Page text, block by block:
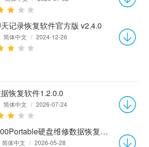
记录恢复软件官方版 v2.4.0
简体中文 / 2024-12-26
恢复软件1.2.0.0
简体中文 / 2026-07-24
PC-3000Portable硬盘维修数据恢复软件7.8.21官方中文版
简体中文 / 2026-05-28